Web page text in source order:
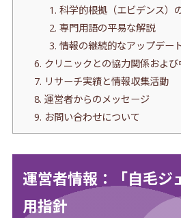
1. 科学的根拠（エビデンス）
2. 専門用語の平易な解説
3. 情報の継続的なアップデー
6. クリニックとの協力関係およ
7. リサーチ実績と情報収集活動
8. 運営者からのメッセージ
9. お問い合わせについて
運営者情報：「自毛ジ
用指針